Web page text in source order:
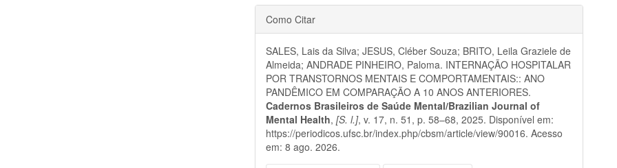
Detalhes
do
artigo
Como Citar
SALES, Lais da Silva; JESUS, Cléber Souza; BRITO, Leila Graziele de
Almeida; ANDRADE PINHEIRO, Paloma. INTERNAÇÃO HOSPITALAR
POR TRANSTORNOS MENTAIS E COMPORTAMENTAIS:: ANO
PANDÊMICO EM COMPARAÇÃO A 10 ANOS ANTERIORES.
Cadernos Brasileiros de Saúde Mental/Brazilian Journal of
Mental Health,[S. l.], v. 17, n. 51, p. 58–68, 2025. Disponível em:
https://periodicos.ufsc.br/index.php/cbsm/article/view/90016. Acesso
em: 8 ago. 2026.